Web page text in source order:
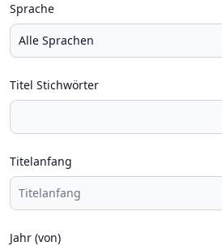
Sprache
Titel Stichwörter
Titelanfang
Jahr (von)